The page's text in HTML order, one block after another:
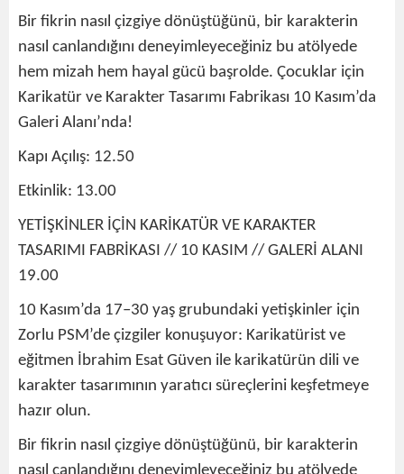
Bir fikrin nasıl çizgiye dönüştüğünü, bir karakterin
nasıl canlandığını deneyimleyeceğiniz bu atölyede
hem mizah hem hayal gücü başrolde. Çocuklar için
Karikatür ve Karakter Tasarımı Fabrikası 10 Kasım’da
Galeri Alanı’nda!
Kapı Açılış: 12.50
Etkinlik: 13.00
YETİŞKİNLER İÇİN KARİKATÜR VE KARAKTER
TASARIMI FABRİKASI // 10 KASIM // GALERİ ALANI
19.00
10 Kasım’da 17–30 yaş grubundaki yetişkinler için
Zorlu PSM’de çizgiler konuşuyor: Karikatürist ve
eğitmen İbrahim Esat Güven ile karikatürün dili ve
karakter tasarımının yaratıcı süreçlerini keşfetmeye
hazır olun.
Bir fikrin nasıl çizgiye dönüştüğünü, bir karakterin